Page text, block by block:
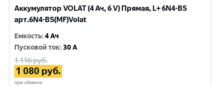
Аккумулятор VOLAT (4 Ач, 6 V) Прямая, L+ 6N4-BS
арт.6N4-BS(MF)Volat
Емкость:4 Ач
Пусковой ток:30 A
1 116руб.
1 080 руб.
при обмене